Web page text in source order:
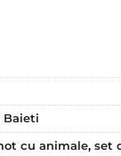
Baieti
cu animale, set